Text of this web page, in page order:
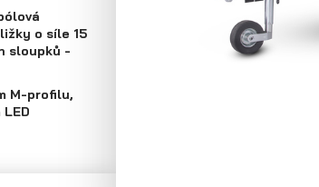
o síle 15
sloupků -
M-profilu,